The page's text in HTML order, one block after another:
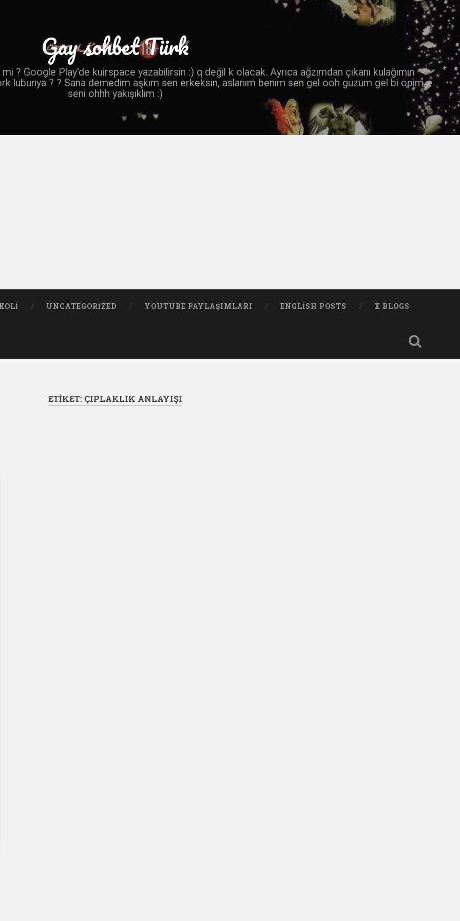
Gay sohbet Türk
? Google Play'de kuirspace yazabilirsin :) q değil k olacak. Ayrıca ağzımdan çıkanı kulağımın
lubunya ? ? Sana demedim aşkım sen erkeksin, aslanım benim sen gel ooh guzum gel bi öpim
seni ohhh yakışıklım :)
UNCATEGORIZED YOUTUBE PAYLAŞIMLARI ENGLISH POSTS X BLOGS
ETIKET: ÇIPLAKLIK ANLAYIŞI